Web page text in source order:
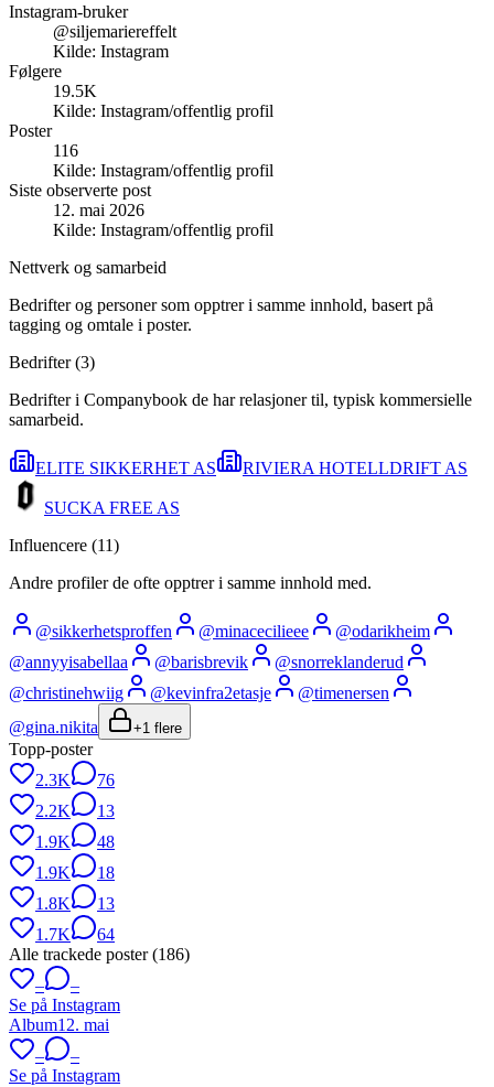
Instagram-bruker
@siljemariereffelt
Kilde: Instagram
Følgere
19.5K
Kilde: Instagram/offentlig profil
Poster
116
Kilde: Instagram/offentlig profil
Siste observerte post
12. mai 2026
Kilde: Instagram/offentlig profil
Nettverk og samarbeid
Bedrifter og personer som opptrer i samme innhold, basert på
tagging og omtale i poster.
Bedrifter (3)
Bedrifter i Companybook de har relasjoner til, typisk kommersielle
samarbeid.
ELITE SIKKERHET AS RIVIERA HOTELLDRIFT AS
SUCKA FREE AS
Influencere (11)
Andre profiler de ofte opptrer i samme innhold med.
@sikkerhetsproffen @minacecilieee @odarikheim
@annyyisabellaa @barisbrevik @snorreklanderud
@christinehwiig @kevinfra2etasje @timenersen
@gina.nikita +1 flere
Topp-poster
2.3K
76
2.2K
13
1.9K
48
1.9K
18
1.8K
13
1.7K
64
Alle trackede poster (186)
–
–
Se på Instagram
Album12. mai
–
–
Se på Instagram